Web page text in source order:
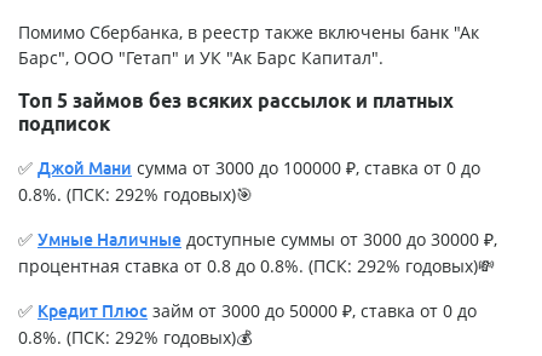
Помимо Сбербанка, в реестр также включены банк "Ак
Барс", ООО "Гетап" и УК "Ак Барс Капитал".
Топ 5 займов без всяких рассылок и платных
подписок
✅ Джой Мани сумма от 3000 до 100000 ₽, ставка от 0 до
0.8%. (ПСК: 292% годовых)🎯
✅ Умные Наличные доступные суммы от 3000 до 30000 ₽,
процентная ставка от 0.8 до 0.8%. (ПСК: 292% годовых)💸
✅ Кредит Плюс займ от 3000 до 50000 ₽, ставка от 0 до
0.8%. (ПСК: 292% годовых)💰